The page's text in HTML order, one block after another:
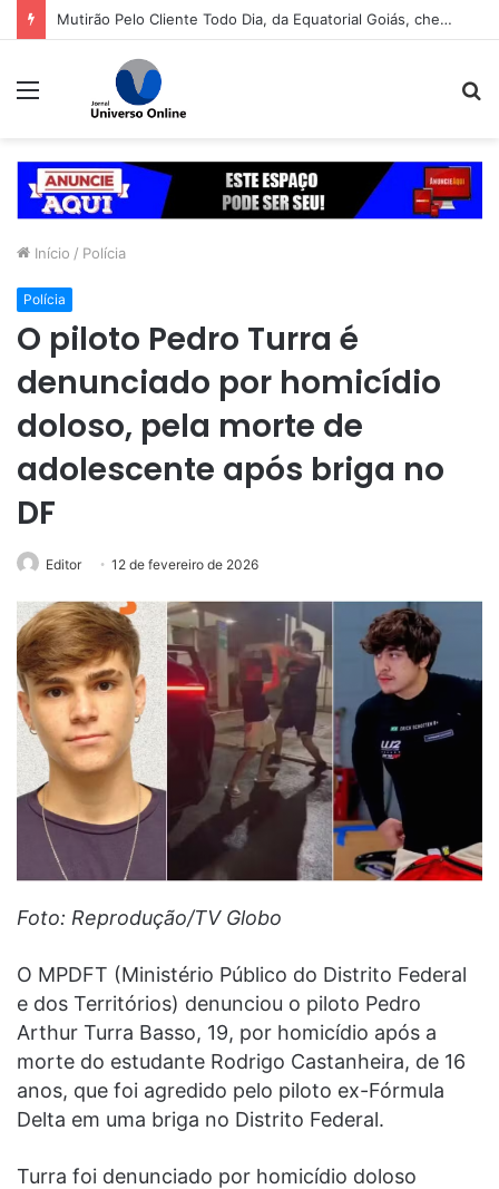
Mutirão Pelo Cliente Todo Dia, da Equatorial Goiás, chega a Goiânia na próxima segunda-feira (10)
Menu
Início / Polícia
Polícia
O piloto Pedro Turra é
denunciado por homicídio
doloso, pela morte de
adolescente após briga no
DF
Editor 12 de fevereiro de 2026
Foto: Reprodução/TV Globo
O MPDFT (Ministério Público do Distrito Federal
e dos Territórios) denunciou o piloto Pedro
Arthur Turra Basso, 19, por homicídio após a
morte do estudante Rodrigo Castanheira, de 16
anos, que foi agredido pelo piloto ex-Fórmula
Delta em uma briga no Distrito Federal.
Turra foi denunciado por homicídio doloso